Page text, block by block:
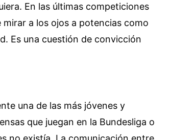
En las últimas competiciones
a los ojos a potencias como
Es una cuestión de convicción
una de las más jóvenes y
que juegan en la Bundesliga o